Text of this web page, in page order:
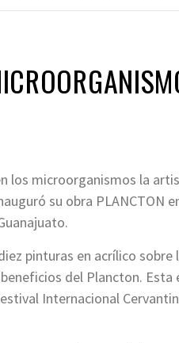
los microorganismos la
su obra PLANCTON
pinturas en acrílico sobre
del Plancton. Esta
Internacional